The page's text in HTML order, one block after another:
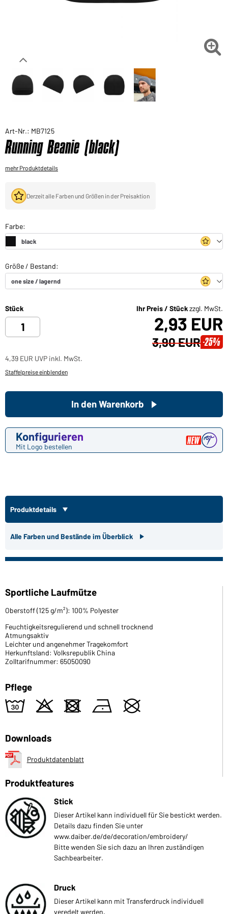

Art-Nr.: MB7125
Running Beanie (black)
mehr Produktdetails
Derzeit alle Farben und Größen in der Preisaktion
Stück Ihr Preis / Stückzzgl. MwSt.
2,93 EUR
3,90 EUR -25%
4,39 EUR UVP inkl. MwSt.
Staffelpreise einblenden
Konfigurieren
Mit Logo bestellen
In den Warenkorb
Produktdetails
Alle Farben und Bestände im Überblick
Sportliche Laufmütze
Oberstoff (125 g/m²): 100% Polyester
Feuchtigkeitsregulierend und schnell trocknend
Atmungsaktiv
Leichter und angenehmer Tragekomfort
Herkunftsland: Volksrepublik China
Zolltarifnummer: 65050090
Pflege
w o d n U
Downloads
Produktdatenblatt
Produktfeatures
Stick
Dieser Artikel kann individuell für Sie bestickt werden.
Details dazu finden Sie unter
www.daiber.de/de/decoration/embroidery/
Bitte wenden Sie sich dazu an Ihren zuständigen
Sachbearbeiter.
Druck
Dieser Artikel kann mit Transferdruck individuell
veredelt werden.